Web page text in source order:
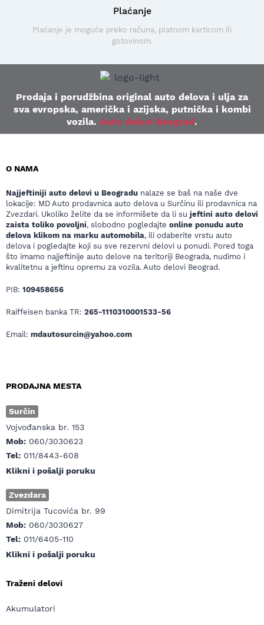
Plaćanje
Plaćanje je moguće preko računa, platnom karticom ili
gotovinom.
Prodaja i porudžbina original auto delova i ulja za
sva evropska, američka i azijska, putnička i kombi
vozila. Auto delovi Beograd.
O NAMA
Najjeftiniji auto delovi u Beogradu nalaze se baš na naše dve
lokacije: MD Auto prodavnica auto delova u Surčinu ili prodavnica na
Zvezdari. Ukoliko želite da se informišete da li su jeftini auto delovi
zaista toliko povoljni, slobodno pogledajte online ponudu auto
delova klikom na marku automobila, ili odaberite vrstu auto
delova i pogledajte koji su sve rezervni delovi u ponudi. Pored toga
što imamo najjeftinije auto delove na teritoriji Beograda, nudimo i
kvalitetnu a jeftinu opremu za vozila. Auto delovi Beograd.
PIB: 109458656
Raiffeisen banka TR: 265-1110310001533-56
Email: mdautosurcin@yahoo.com
PRODAJNA MESTA
Surčin
Vojvođanska br. 153
Mob: 060/3030623
Tel: 011/8443-608
Klikni i pošalji poruku
Zvezdara
Dimitrija Tucovića br. 99
Mob: 060/3030627
Tel: 011/6405-110
Klikni i pošalji poruku
Traženi delovi
Akumulatori